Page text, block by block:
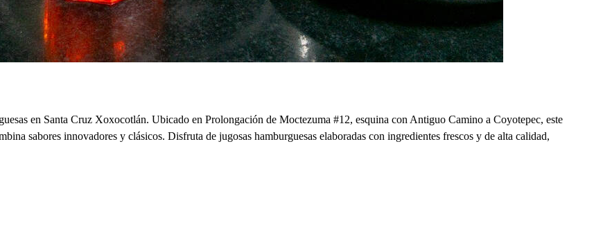
en Santa Cruz Xoxocotlán. Ubicado en Prolongación de Moctezuma #12, esquina con Antiguo Camino a Coyotepec, este
sabores innovadores y clásicos. Disfruta de jugosas hamburguesas elaboradas con ingredientes frescos y de alta calidad,